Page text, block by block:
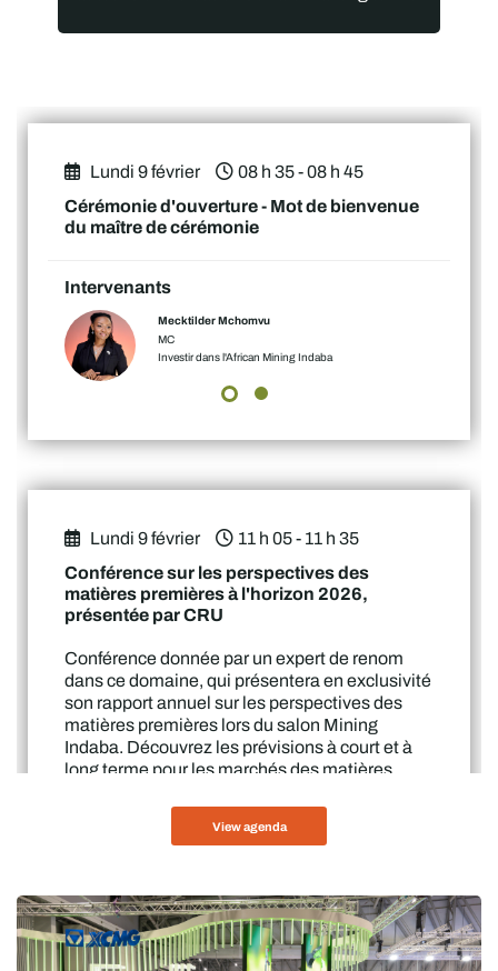
Lundi 9 février 08 h 35 - 08 h 45
Cérémonie d'ouverture - Mot de bienvenue
du maître de cérémonie
Intervenants
Mecktilder Mchomvu
MC
Investir dans l'African Mining Indaba
Lundi 9 février 11 h 05 - 11 h 35
Conférence sur les perspectives des
matières premières à l'horizon 2026,
présentée par CRU
Conférence donnée par un expert de renom
dans ce domaine, qui présentera en exclusivité
son rapport annuel sur les perspectives des
matières premières lors du salon Mining
Indaba. Découvrez les prévisions à court et à
long terme pour les marchés des matières
Intervenants
Analyste, Actifs miniers dans le secteur du cuivre
CRU
View agenda